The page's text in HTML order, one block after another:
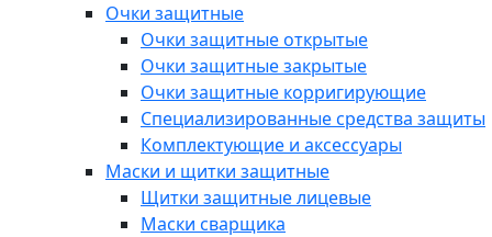
Очки защитные
Очки защитные открытые
Очки защитные закрытые
Очки защитные корригирующие
Специализированные средства защиты
Комплектующие и аксессуары
Маски и щитки защитные
Щитки защитные лицевые
Маски сварщика